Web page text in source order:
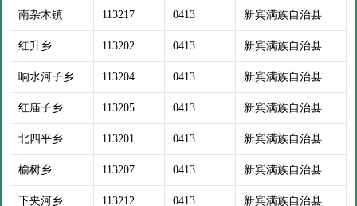
南杂木镇 113217 0413 新宾满族自治县
红升乡 113202 0413 新宾满族自治县
响水河子乡 113204 0413 新宾满族自治县
红庙子乡 113205 0413 新宾满族自治县
北四平乡 113201 0413 新宾满族自治县
榆树乡 113207 0413 新宾满族自治县
下夹河乡 113212 0413 新宾满族自治县